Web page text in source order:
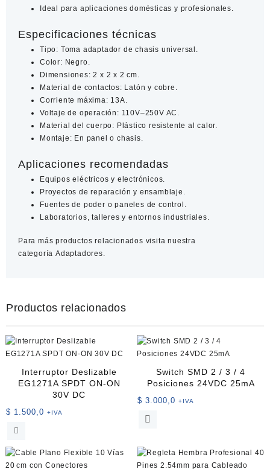
Ideal para aplicaciones domésticas y profesionales.
Especificaciones técnicas
Tipo: Toma adaptador de chasis universal.
Color: Negro.
Dimensiones: 2 x 2 x 2 cm.
Material de contactos: Latón y cobre.
Corriente máxima: 13A.
Voltaje de operación: 110V–250V AC.
Material del cuerpo: Plástico resistente al calor.
Montaje: En panel o chasis.
Aplicaciones recomendadas
Equipos eléctricos y electrónicos.
Proyectos de reparación y ensamblaje.
Fuentes de poder o paneles de control.
Laboratorios, talleres y entornos industriales.
Para más productos relacionados visita nuestra
categoría Adaptadores.
Productos relacionados
Interruptor Deslizable
EG1271A SPDT ON-ON
30V DC
$ 1.500,0 +IVA
Switch SMD 2 / 3 / 4
Posiciones 24VDC 25mA
$ 3.000,0 +IVA
Este
múltiples
variantes.